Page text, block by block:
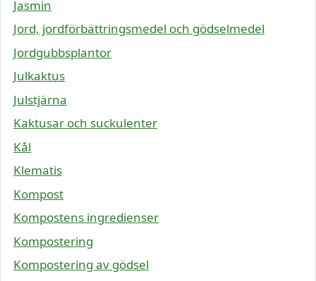
Jasmin
Jord, jordförbättringsmedel och gödselmedel
Jordgubbsplantor
Julkaktus
Julstjärna
Kaktusar och suckulenter
Kål
Klematis
Kompost
Kompostens ingredienser
Kompostering
Kompostering av gödsel